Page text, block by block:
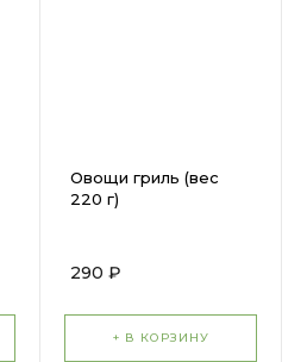
Овощи гриль (вес
220 г)
290 ₽
+ В КОРЗИНУ